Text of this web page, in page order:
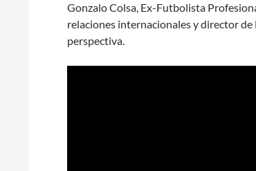
Gonzalo Colsa, Ex-Futbolista
relaciones internacionales y director
perspectiva.